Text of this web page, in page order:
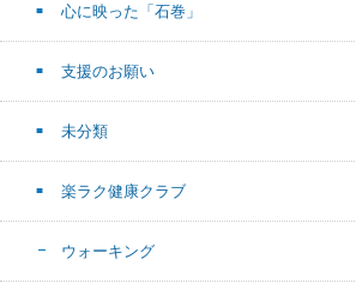
心に映った「石巻」
支援のお願い
未分類
楽ラク健康クラブ
ウォーキング